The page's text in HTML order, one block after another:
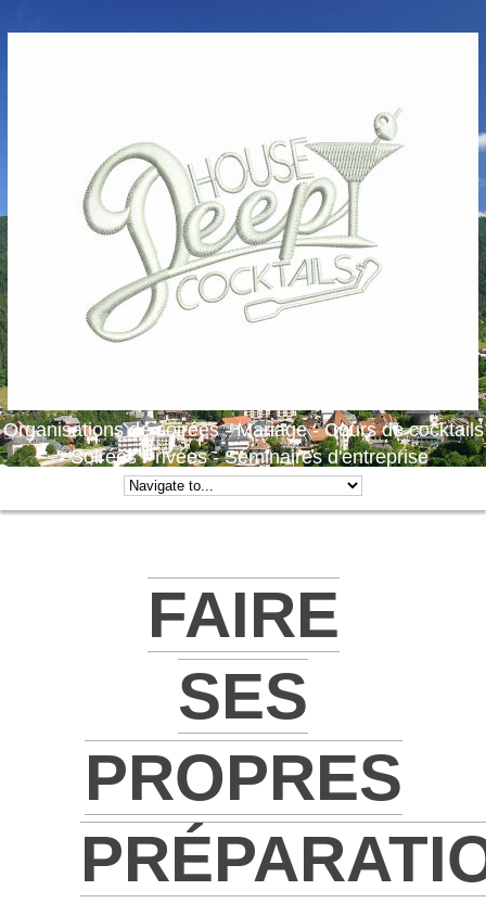
Organisations de soirées - Mariage - Cours de cocktails
- Soirées Privées - Séminaires d'entreprise
FAIRE
SES
PROPRES